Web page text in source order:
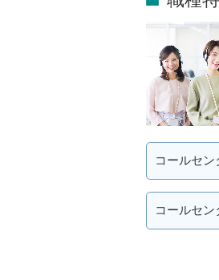
コールセン
コールセン